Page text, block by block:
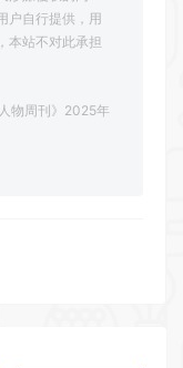
户自行提供，用
本站不对此承担
物周刊》2025年